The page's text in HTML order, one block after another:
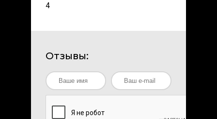
4
Отзывы: